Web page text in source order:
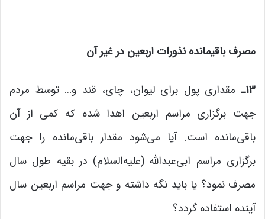
مصرف باقیمانده نذورات اربعین در غیر آن
۱۳ـ مقداری پول برای لیوان، چای، قند و… توسط مردم
جهت برگزاری مراسم اربعین اهدا شده که کمی از آن
باقی‌مانده است. آیا می‌شود مقدار باقی‌مانده را جهت
برگزاری مراسم ابی‌عبدالله (علیه‌السلام) در بقیه طول سال
مصرف نمود؟ یا باید نگه داشته و جهت مراسم اربعین سال
آینده استفاده گردد؟